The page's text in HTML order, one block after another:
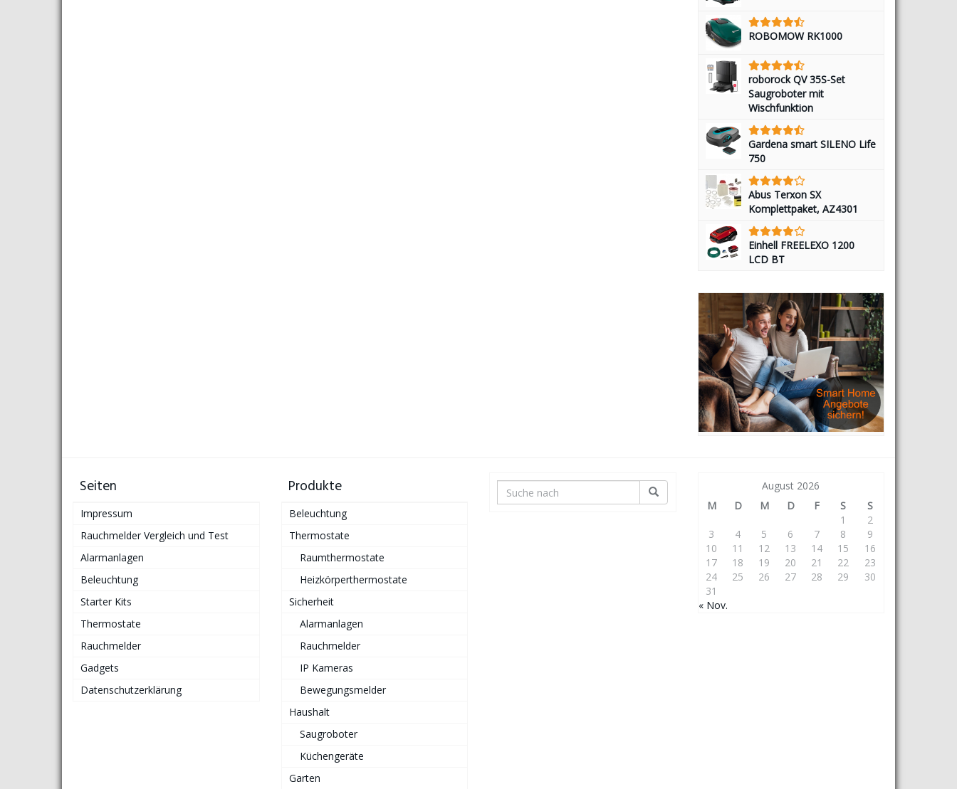
ROBOMOW RK1000
roborock QV 35S-Set
Saugroboter mit
Wischfunktion
Gardena smart SILENO Life
750
Abus Terxon SX
Komplettpaket, AZ4301
Einhell FREELEXO 1200
LCD BT
Seiten
Impressum
Rauchmelder Vergleich und Test
Alarmanlagen
Beleuchtung
Starter Kits
Thermostate
Rauchmelder
Gadgets
Datenschutzerklärung
Produkte
Beleuchtung
Thermostate
Raumthermostate
Heizkörperthermostate
Sicherheit
Alarmanlagen
Rauchmelder
IP Kameras
Bewegungsmelder
Haushalt
Saugroboter
Küchengeräte
Garten
August 2026
M
D M D F S
S
1
2
3
4 5 6 7 8
9
10
11 12 13 14 15
16
17
18 19 20 21 22
23
24
25 26 27 28 29
30
31
« Nov.